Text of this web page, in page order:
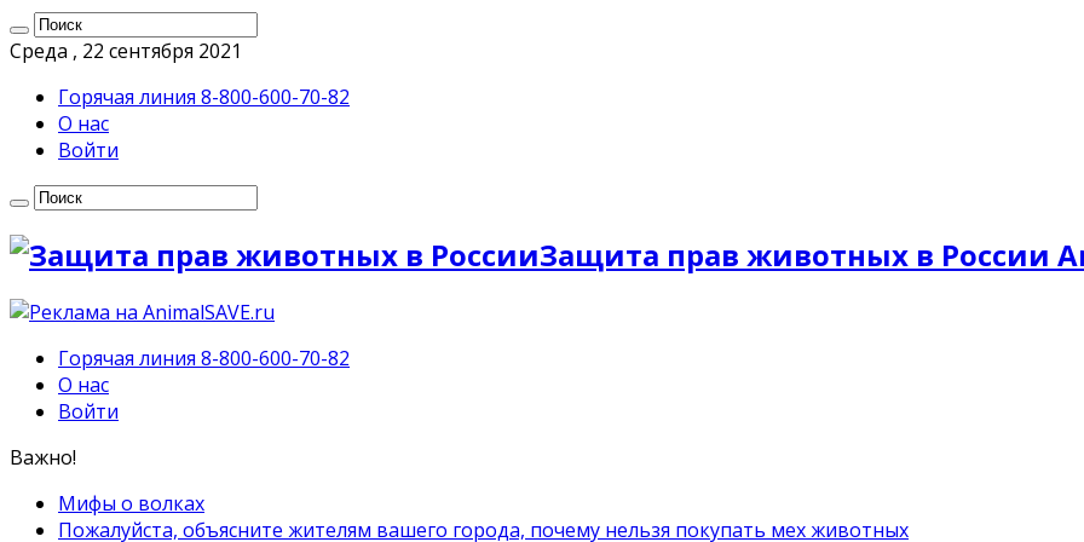
Среда , 22 сентября 2021
Горячая линия 8-800-600-70-82
О нас
Войти
Защита прав животных в России
Горячая линия 8-800-600-70-82
О нас
Войти
Важно!
Мифы о волках
Пожалуйста, объясните жителям вашего города, почему нельзя покупать мех животных